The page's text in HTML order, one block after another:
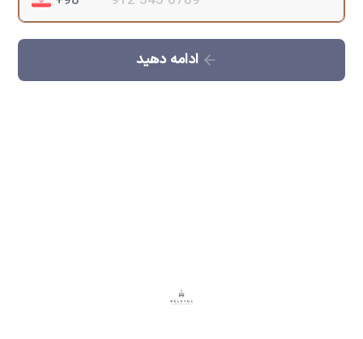
ادامه دهید